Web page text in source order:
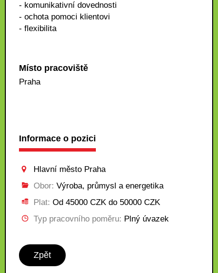
- komunikativní dovednosti
- ochota pomoci klientovi
- flexibilita
Místo pracoviště
Praha
Informace o pozici
Hlavní město Praha
Obor: Výroba, průmysl a energetika
Plat: Od 45000 CZK do 50000 CZK
Typ pracovního poměru: Plný úvazek
Zpět